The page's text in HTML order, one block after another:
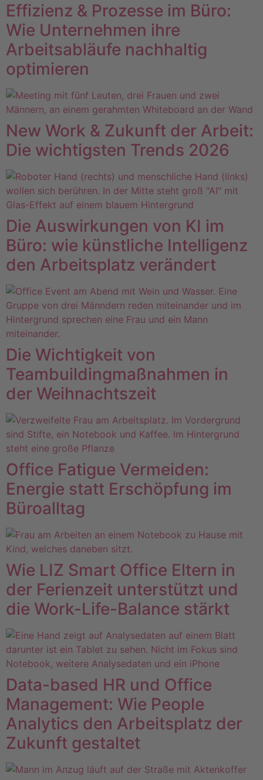
Effizienz & Prozesse im Büro:
Wie Unternehmen ihre
Arbeitsabläufe nachhaltig
optimieren
New Work & Zukunft der Arbeit:
Die wichtigsten Trends 2026
Die Auswirkungen von KI im
Büro: wie künstliche Intelligenz
den Arbeitsplatz verändert
Die Wichtigkeit von
Teambuildingmaßnahmen in
der Weihnachtszeit
Office Fatigue Vermeiden:
Energie statt Erschöpfung im
Büroalltag
Wie LIZ Smart Office Eltern in
der Ferienzeit unterstützt und
die Work-Life-Balance stärkt
Data-based HR und Office
Management: Wie People
Analytics den Arbeitsplatz der
Zukunft gestaltet